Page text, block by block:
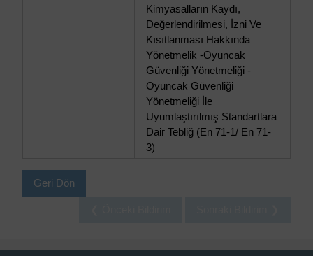
Kimyasalların Kaydı,
Değerlendirilmesi, İzni Ve
Kısıtlanması Hakkında
Yönetmelik -Oyuncak
Güvenliği Yönetmeliği -
Oyuncak Güvenliği
Yönetmeliği İle
Uyumlaştırılmış Standartlara
Dair Tebliğ (En 71-1/ En 71-
3)
Geri Dön